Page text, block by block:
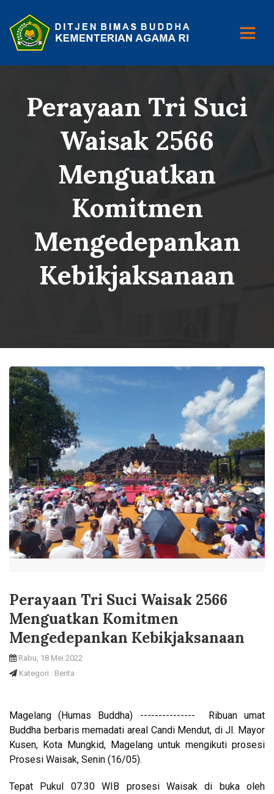
Perayaan Tri Suci
Waisak 2566
Menguatkan
Komitmen
Mengedepankan
Kebikjaksanaan
Perayaan Tri Suci Waisak 2566
Menguatkan Komitmen
Mengedepankan Kebikjaksanaan
Rabu, 18 Mei 2022
Kategori : Berita
Magelang (Humas Buddha) --------------- Ribuan umat
Buddha berbaris memadati areal Candi Mendut, di Jl. Mayor
Kusen, Kota Mungkid, Magelang untuk mengikuti prosesi
Prosesi Waisak, Senin (16/05).
Tepat Pukul 07.30 WIB prosesi Waisak di buka oleh